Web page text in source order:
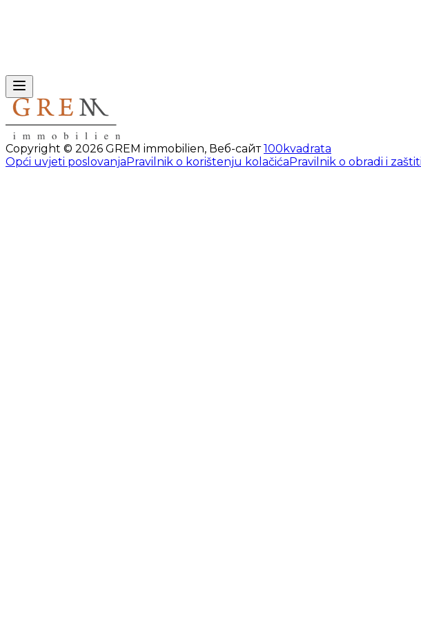
Copyright © 2026 GREM immobilien, Веб-сайт 100kvadrata
Opći uvjeti poslovanjaPravilnik o korištenju kolačićaPravilnik o obradi i